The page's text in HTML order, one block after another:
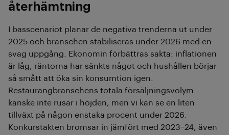
återhämtning
I basscenariot planar de negativa trenderna ut under
2025 och branschen stabiliseras under 2026 med en
svag uppgång. Ekonomin förbättras sakta: inflationen
är låg, räntorna har sänkts något och hushållen börjar
så smått att öka sin konsumtion igen.
Restaurangbranschens totala försäljningsvolym
kanske inte rusar i höjden, men vi kan se en liten
tillväxt på någon enstaka procent under 2026.
Konkurstakten bromsar in jämfört med 2023–24, även